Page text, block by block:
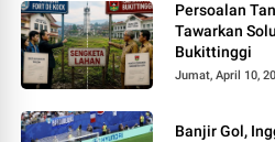
Persoalan
Tawarkan
Bukittinggi
Jumat, April 10,
Banjir Gol,